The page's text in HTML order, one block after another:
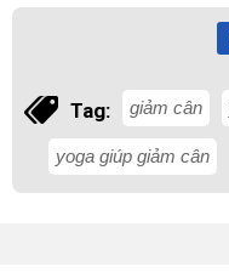
Tag: giảm cân
yoga giúp giảm cân